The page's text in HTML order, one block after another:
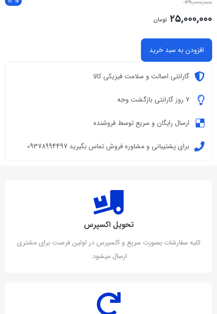
۲۹,۰۰۰,۰۰۰
۲۵,۰۰۰,۰۰۰ تومان
افزودن به سبد خرید
گارانتی اصالت و سلامت فیزیکی کالا
7 روز گارانتی بازگشت وجه
ارسال رایگان و سریع توسط فروشنده
برای پشتیبانی و مشاوره فروش تماس بگیرید 09378994497
تحویل اکسپرس
کلیه سفارشات بصورت سریع و اکسپرس در اولین فرصت برای مشتری
ارسال میشود.